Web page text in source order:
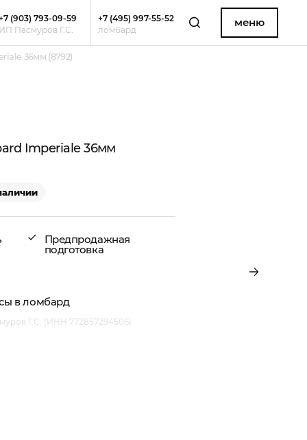
(903) 793-09-59
ИП Пасмуров Г.С.
+7 (495) 997-55-52
ломбард
меню
36мм (8792)
Imperiale 36мм
Предпродажная
подготовка
в ломбард
Г.С. (ИНН 772857294506)